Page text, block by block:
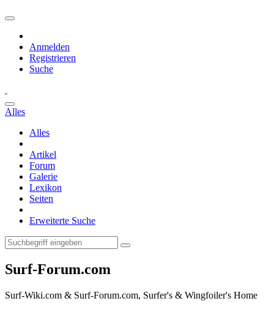
Anmelden
Registrieren
Suche
Alles
Alles
Artikel
Forum
Galerie
Lexikon
Seiten
Erweiterte Suche
Surf-Forum.com
Surf-Wiki.com & Surf-Forum.com, Surfer's & Wingfoiler's Home